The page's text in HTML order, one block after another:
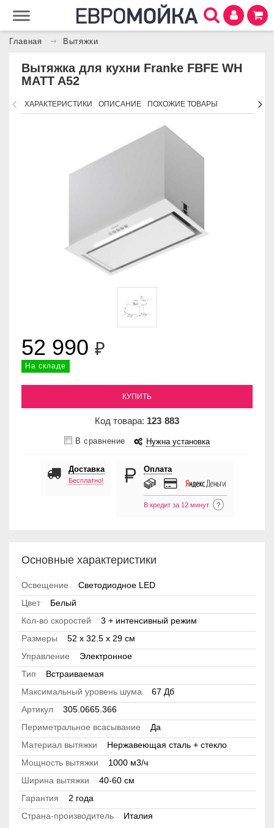
Главная Вытяжки
Вытяжка для кухни Franke FBFE WH
MATT A52
ХАРАКТЕРИСТИКИ ОПИСАНИЕ ПОХОЖИЕ ТОВАРЫ
52 990 ₽
На складе
КУПИТЬ
Код товара: 123 883
В сравнение Нужна установка
Доставка
Бесплатно!
Оплата
В кредит за 12 минут ?
Основные характеристики
Освещение
Светодиодное LED
Цвет
Белый
Кол-во скоростей
3 + интенсивный режим
Размеры
52 x 32.5 x 29 см
Управление
Электронное
Тип
Встраиваемая
Максимальный уровень шума
67 Дб
Артикул
305.0665.366
Периметральное всасывание
Да
Материал вытяжки
Нержавеющая сталь + стекло
Мощность вытяжки
1000 м3/ч
Ширина вытяжки
40-60 см
Гарантия
2 года
Страна-производитель
Италия